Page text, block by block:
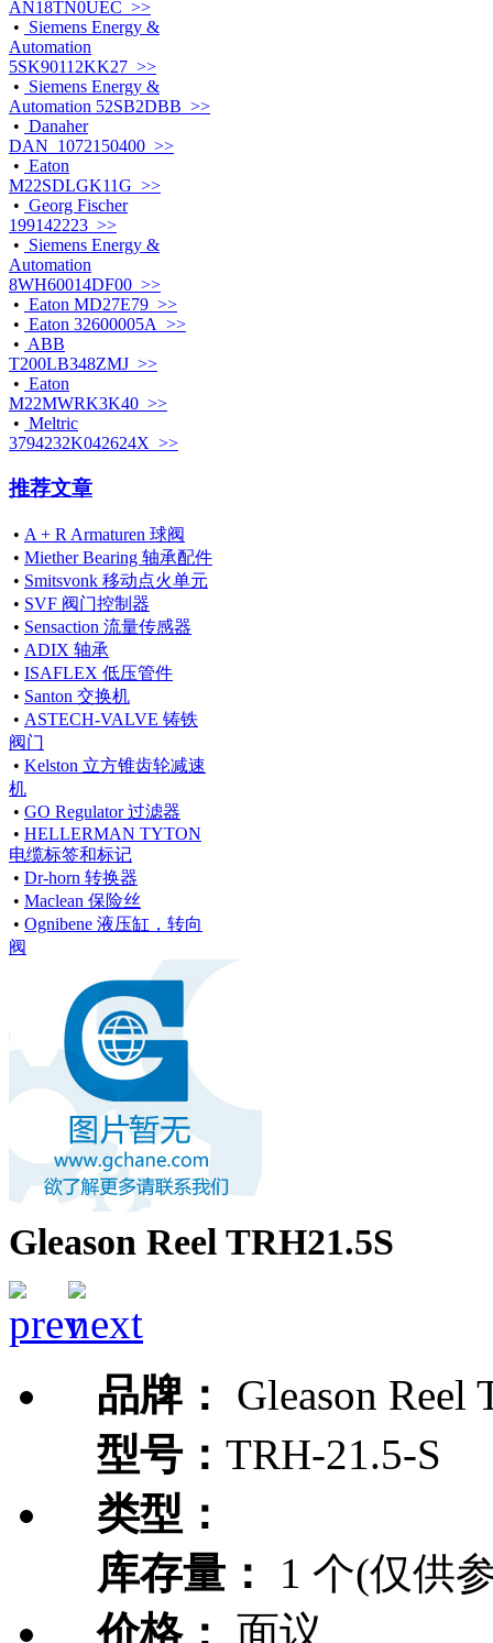
AN18TN0UEC >>
• Siemens Energy &
Automation
5SK90112KK27 >>
• Siemens Energy &
Automation 52SB2DBB >>
• Danaher
DAN_1072150400 >>
• Eaton
M22SDLGK11G >>
• Georg Fischer
199142223 >>
• Siemens Energy &
Automation
8WH60014DF00 >>
• Eaton MD27E79 >>
• Eaton 32600005A >>
• ABB
T200LB348ZMJ >>
• Eaton
M22MWRK3K40 >>
• Meltric
3794232K042624X >>
推荐文章
• A + R Armaturen 球阀
• Miether Bearing 轴承配件
• Smitsvonk 移动点火单元
• SVF 阀门控制器
• Sensaction 流量传感器
• ADIX 轴承
• ISAFLEX 低压管件
• Santon 交换机
• ASTECH-VALVE 铸铁
阀门
• Kelston 立方锥齿轮减速
机
• GO Regulator 过滤器
• HELLERMAN TYTON
电缆标签和标记
• Dr-horn 转换器
• Maclean 保险丝
• Ognibene 液压缸，转向
阀
Gleason Reel TRH21.5S
品牌：
Gleason Reel
型号： TRH-21.5-S
类型：
库存量：
1 个(仅供
价格： 面议